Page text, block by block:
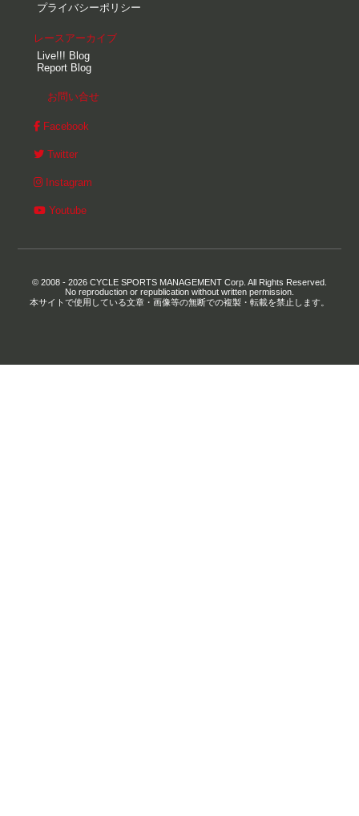
プライバシーポリシー
レースアーカイブ
Live!!! Blog
Report Blog
お問い合せ
Facebook
Twitter
Instagram
Youtube
© 2008 - 2026 CYCLE SPORTS MANAGEMENT Corp. All Rights Reserved.
No reproduction or republication without written permission.
本サイトで使用している文章・画像等の無断での複製・転載を禁止します。